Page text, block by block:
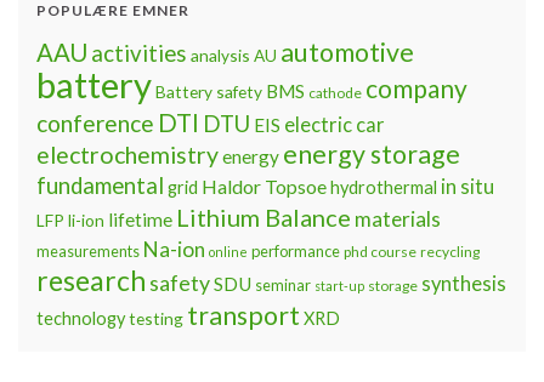
POPULÆRE EMNER
AAU activities analysis AU automotive
batteryBattery safety BMS cathode company
conference DTI DTU EIS electric car
electrochemistryenergy energy storage
fundamental grid Haldor Topsoe hydrothermal in situ
LFP li-ion lifetime Lithium Balance materials
measurements Na-ion online performance phd course recycling
research safetySDU seminar start-up storage synthesis
technologytesting transport XRD